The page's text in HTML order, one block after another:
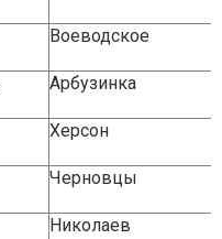
Воеводское
Арбузинка
Херсон
Черновцы
Николаев